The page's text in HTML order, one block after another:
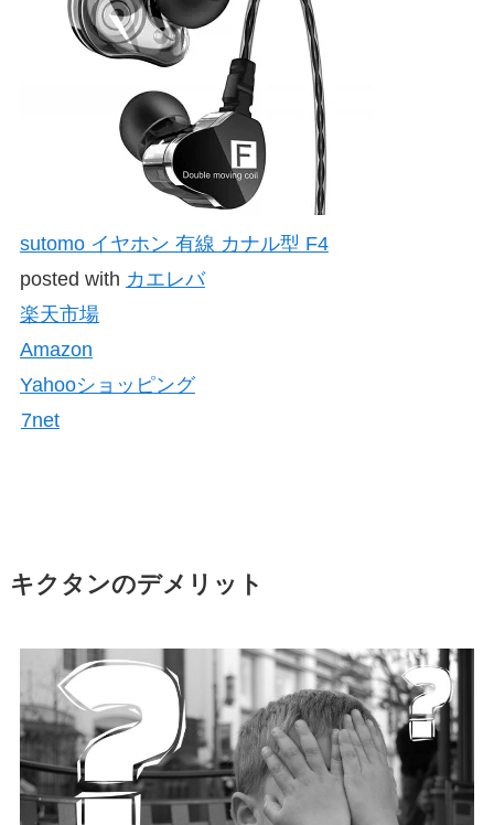
sutomo イヤホン 有線 カナル型 F4
posted with カエレバ
楽天市場
Amazon
Yahooショッピング
7net
キクタンのデメリット